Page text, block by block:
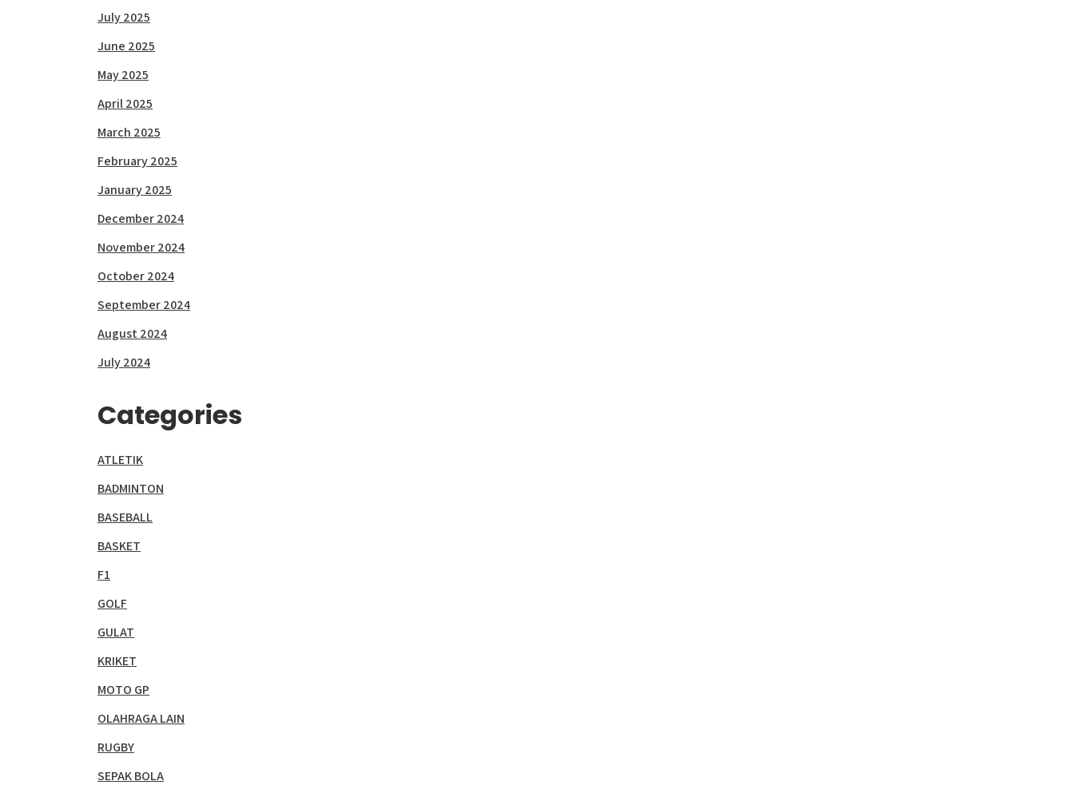
July 2025
June 2025
May 2025
April 2025
March 2025
February 2025
January 2025
December 2024
November 2024
October 2024
September 2024
August 2024
July 2024
Categories
ATLETIK
BADMINTON
BASEBALL
BASKET
F1
GOLF
GULAT
KRIKET
MOTO GP
OLAHRAGA LAIN
RUGBY
SEPAK BOLA